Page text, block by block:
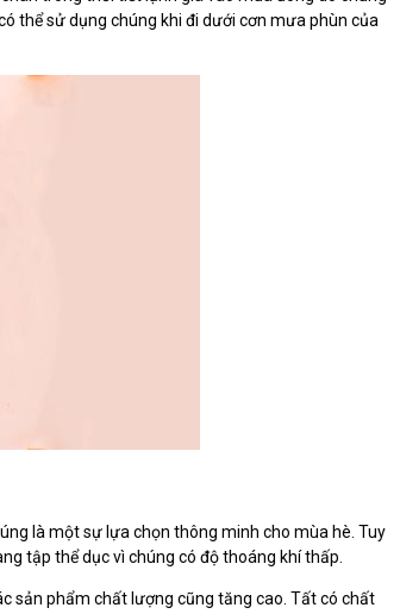
thể sử dụng chúng khi đi dưới cơn mưa phùn của
là một sự lựa chọn thông minh cho mùa hè. Tuy
tập thể dục vì chúng có độ thoáng khí thấp.
sản phẩm chất lượng cũng tăng cao. Tất có chất